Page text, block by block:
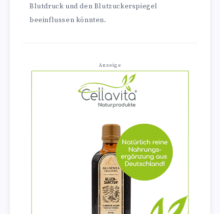
Blutdruck und den Blutzuckerspiegel
beeinflussen könnten.
Anzeige